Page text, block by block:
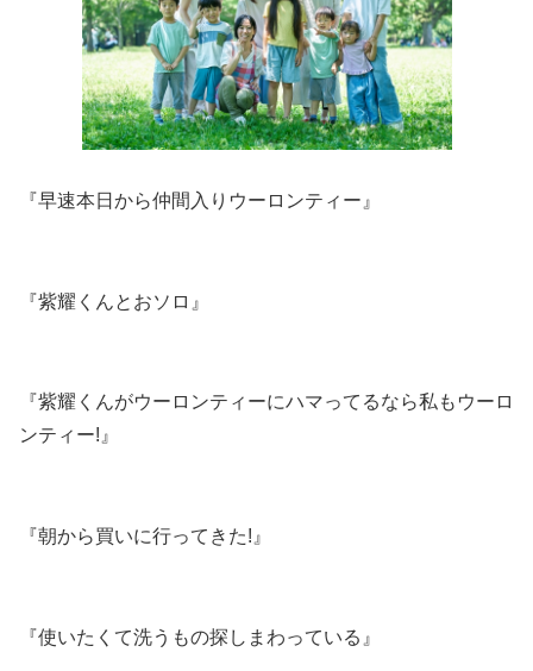
『早速本日から仲間入りウーロンティー』
『紫耀くんとおソロ』
『紫耀くんがウーロンティーにハマってるなら私もウーロ
ンティー!』
『朝から買いに行ってきた!』
『使いたくて洗うもの探しまわっている』